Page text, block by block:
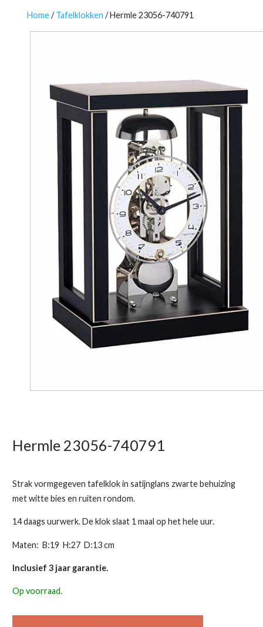
Home/Tafelklokken / Hermle 23056-740791
Hermle 23056-740791
Strak vormgegeven tafelklok in satijnglans zwarte behuizing
met witte bies en ruiten rondom.
14 daags uurwerk. De klok slaat 1 maal op het hele uur.
Maten: B:19 H:27 D:13 cm
Inclusief 3 jaar garantie.
Op voorraad.